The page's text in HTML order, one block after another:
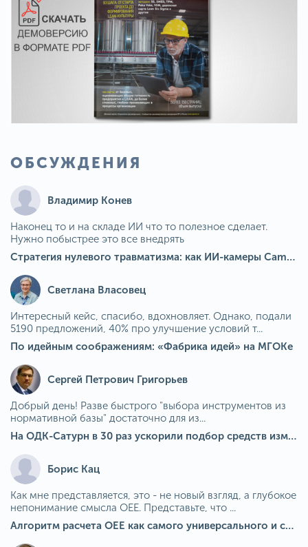
ОБСУЖДЕНИЯ
Владимир Конев
Наконец то и на складе ИИ что то полезное сделает.
Нужно побыстрее это все внедрять
Стратегия нулевого травматизма: как ИИ-камеры Camkord снижают риск наезда на пешехода при работе на погрузчике
Светлана Власовец
Интересный кейс, спасибо, вдохновляет. Однако, подали
5190 предложений, 40% про улучшение условий т...
По идейным соображениям: «Фабрика идей» на МГОКе
Сергей Петрович Григорьев
Добрый день! Разве быстрого "выбора инструментов из
нормативной базы" достаточно для из...
На ОДК-Сатурн в 30 раз ускорили подбор средств измерения для контроля качества продукции
Борис Кац
Как мне представляется, это - не новый взгляд, а глубокое
непонимание смысла OEE. Представьте, что ...
Алгоритм расчета ОЕЕ как самого универсального и современного показателя эффективности оборудования в мире